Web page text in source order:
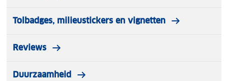
Tolbadges, milieustickers en vignetten
Reviews
Duurzaamheid